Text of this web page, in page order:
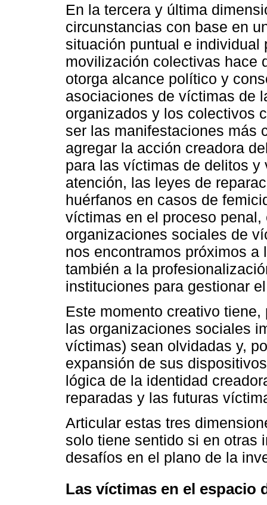
En la tercera y última
circunstancias con base en
situación puntual e individual
movilización colectivas hace
otorga alcance político y
asociaciones de víctimas de
organizados y los colectivos
ser las manifestaciones más
agregar la acción creadora
para las víctimas de delitos
atención, las leyes de
huérfanos en casos de
víctimas en el proceso
organizaciones sociales de
nos encontramos próximos
también a la
instituciones para gestionar
Este momento creativo
las organizaciones sociales
víctimas) sean olvidadas y,
expansión de sus
lógica de la identidad
reparadas y las futuras
Articular estas tres
solo tiene sentido si en otras
desafíos en el plano de la
Las víctimas en el espacio